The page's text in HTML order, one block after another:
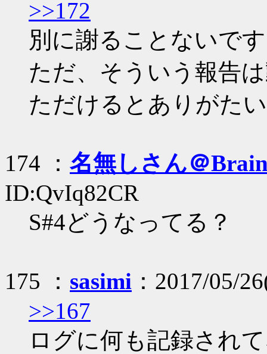
>>172
別に謝ることないで
ただ、そういう報告
ただけるとありがた
174 ： 名無しさん＠
ID:QvIq82CR
S#4どうなってる？
175 ： sasimi ：2017/05/
>>167
ログに何も記録され